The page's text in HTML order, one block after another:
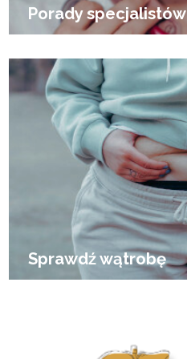
Porady specjalistów
Sprawdź wątrobę